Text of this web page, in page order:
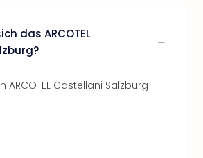
das ARCOTEL
ARCOTEL Castellani Salzburg